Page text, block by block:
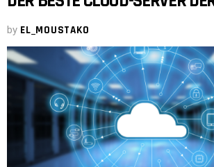
by EL_MOUSTAKO